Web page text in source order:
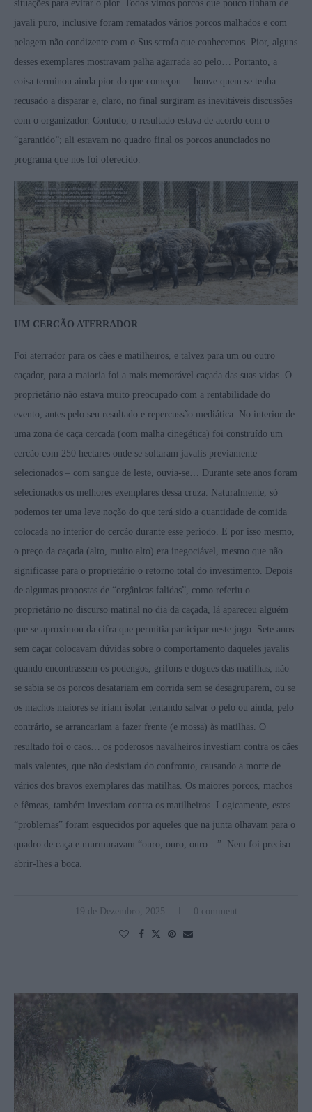
situações para evitar o pior. Todos vimos porcos que pouco tinham de
javali puro, inclusive foram rematados vários porcos malhados e com
pelagem não condizente com o Sus scrofa que conhecemos. Pior, alguns
desses exemplares mostravam palha agarrada ao pelo… Portanto, a
coisa terminou ainda pior do que começou… houve quem se tenha
recusado a disparar e, claro, no final surgiram as inevitáveis discussões
com o organizador. Contudo, o resultado estava de acordo com o
“garantido”; ali estavam no quadro final os porcos anunciados no
programa que nos foi oferecido.
UM CERCÃO ATERRADOR
Foi aterrador para os cães e matilheiros, e talvez para um ou outro
caçador, para a maioria foi a mais memorável caçada das suas vidas. O
proprietário não estava muito preocupado com a rentabilidade do
evento, antes pelo seu resultado e repercussão mediática. No interior de
uma zona de caça cercada (com malha cinegética) foi construído um
cercão com 250 hectares onde se soltaram javalis previamente
selecionados – com sangue de leste, ouvia-se… Durante sete anos foram
selecionados os melhores exemplares dessa cruza. Naturalmente, só
podemos ter uma leve noção do que terá sido a quantidade de comida
colocada no interior do cercão durante esse período. E por isso mesmo,
o preço da caçada (alto, muito alto) era inegociável, mesmo que não
significasse para o proprietário o retorno total do investimento. Depois
de algumas propostas de “orgânicas falidas”, como referiu o
proprietário no discurso matinal no dia da caçada, lá apareceu alguém
que se aproximou da cifra que permitia participar neste jogo. Sete anos
sem caçar colocavam dúvidas sobre o comportamento daqueles javalis
quando encontrassem os podengos, grifons e dogues das matilhas; não
se sabia se os porcos desatariam em corrida sem se desagruparem, ou se
os machos maiores se iriam isolar tentando salvar o pelo ou ainda, pelo
contrário, se arrancariam a fazer frente (e mossa) às matilhas. O
resultado foi o caos… os poderosos navalheiros investiam contra os cães
mais valentes, que não desistiam do confronto, causando a morte de
vários dos bravos exemplares das matilhas. Os maiores porcos, machos
e fêmeas, também investiam contra os matilheiros. Logicamente, estes
“problemas” foram esquecidos por aqueles que na junta olhavam para o
quadro de caça e murmuravam “ouro, ouro, ouro…”. Nem foi preciso
abrir-lhes a boca.
19 de Dezembro, 2025 0 comment